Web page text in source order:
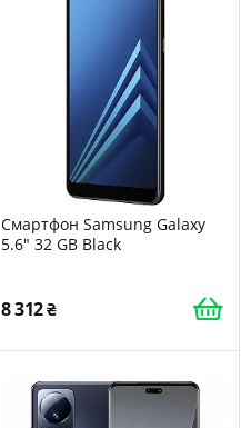
Смартфон Samsung Galaxy
5.6" 32 GB Black
8 312